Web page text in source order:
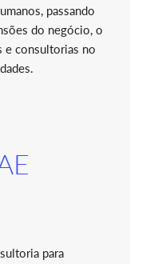
passando
do negócio, o
e consultorias no
para